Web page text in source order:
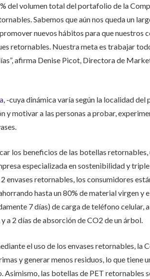
del volumen total del portafolio de la
Sabemos que aún nos queda un
nuevos hábitos para que nuestros
retornables. Nuestra meta es trabajar
afirma Denise Picot, Directora de
, -cuya dinámica varía según la localidad
y motivar a las personas a probar,
los beneficios de las botellas
especializada en sostenibilidad y
envases retornables, los consumidores
hasta un 80% de material virgen y
7 días) de carga de teléfono celular,
a 2 días de absorción de CO2 de un árbol.
el uso de los envases retornables, la
y generar menos residuos, lo que tiene
Asimismo, las botellas de PET retornables